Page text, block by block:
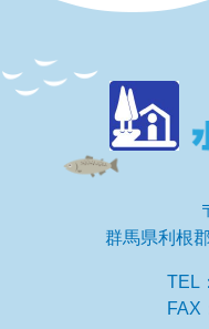
群馬県利根
TEL
FAX